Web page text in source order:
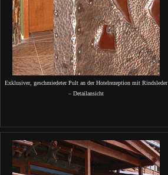
Exklusiver, geschmiedeter Pult an der Hotelrezeption mit Rindsleder
– Detailansicht